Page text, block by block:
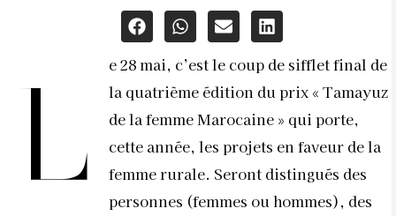
L
e 28 mai, c’est le coup de sifflet final de
la quatrième édition du prix « Tamayuz
de la femme Marocaine » qui porte,
cette année, les projets en faveur de la
femme rurale. Seront distingués des
personnes (femmes ou hommes), des